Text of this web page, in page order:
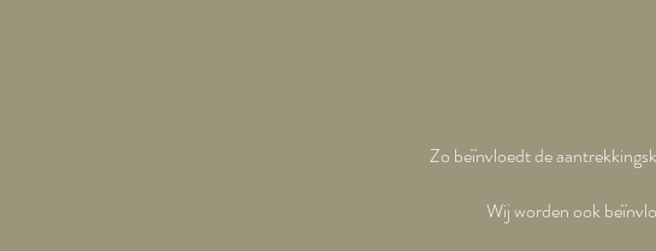
Zo beïnvloedt de
Wij worden ook